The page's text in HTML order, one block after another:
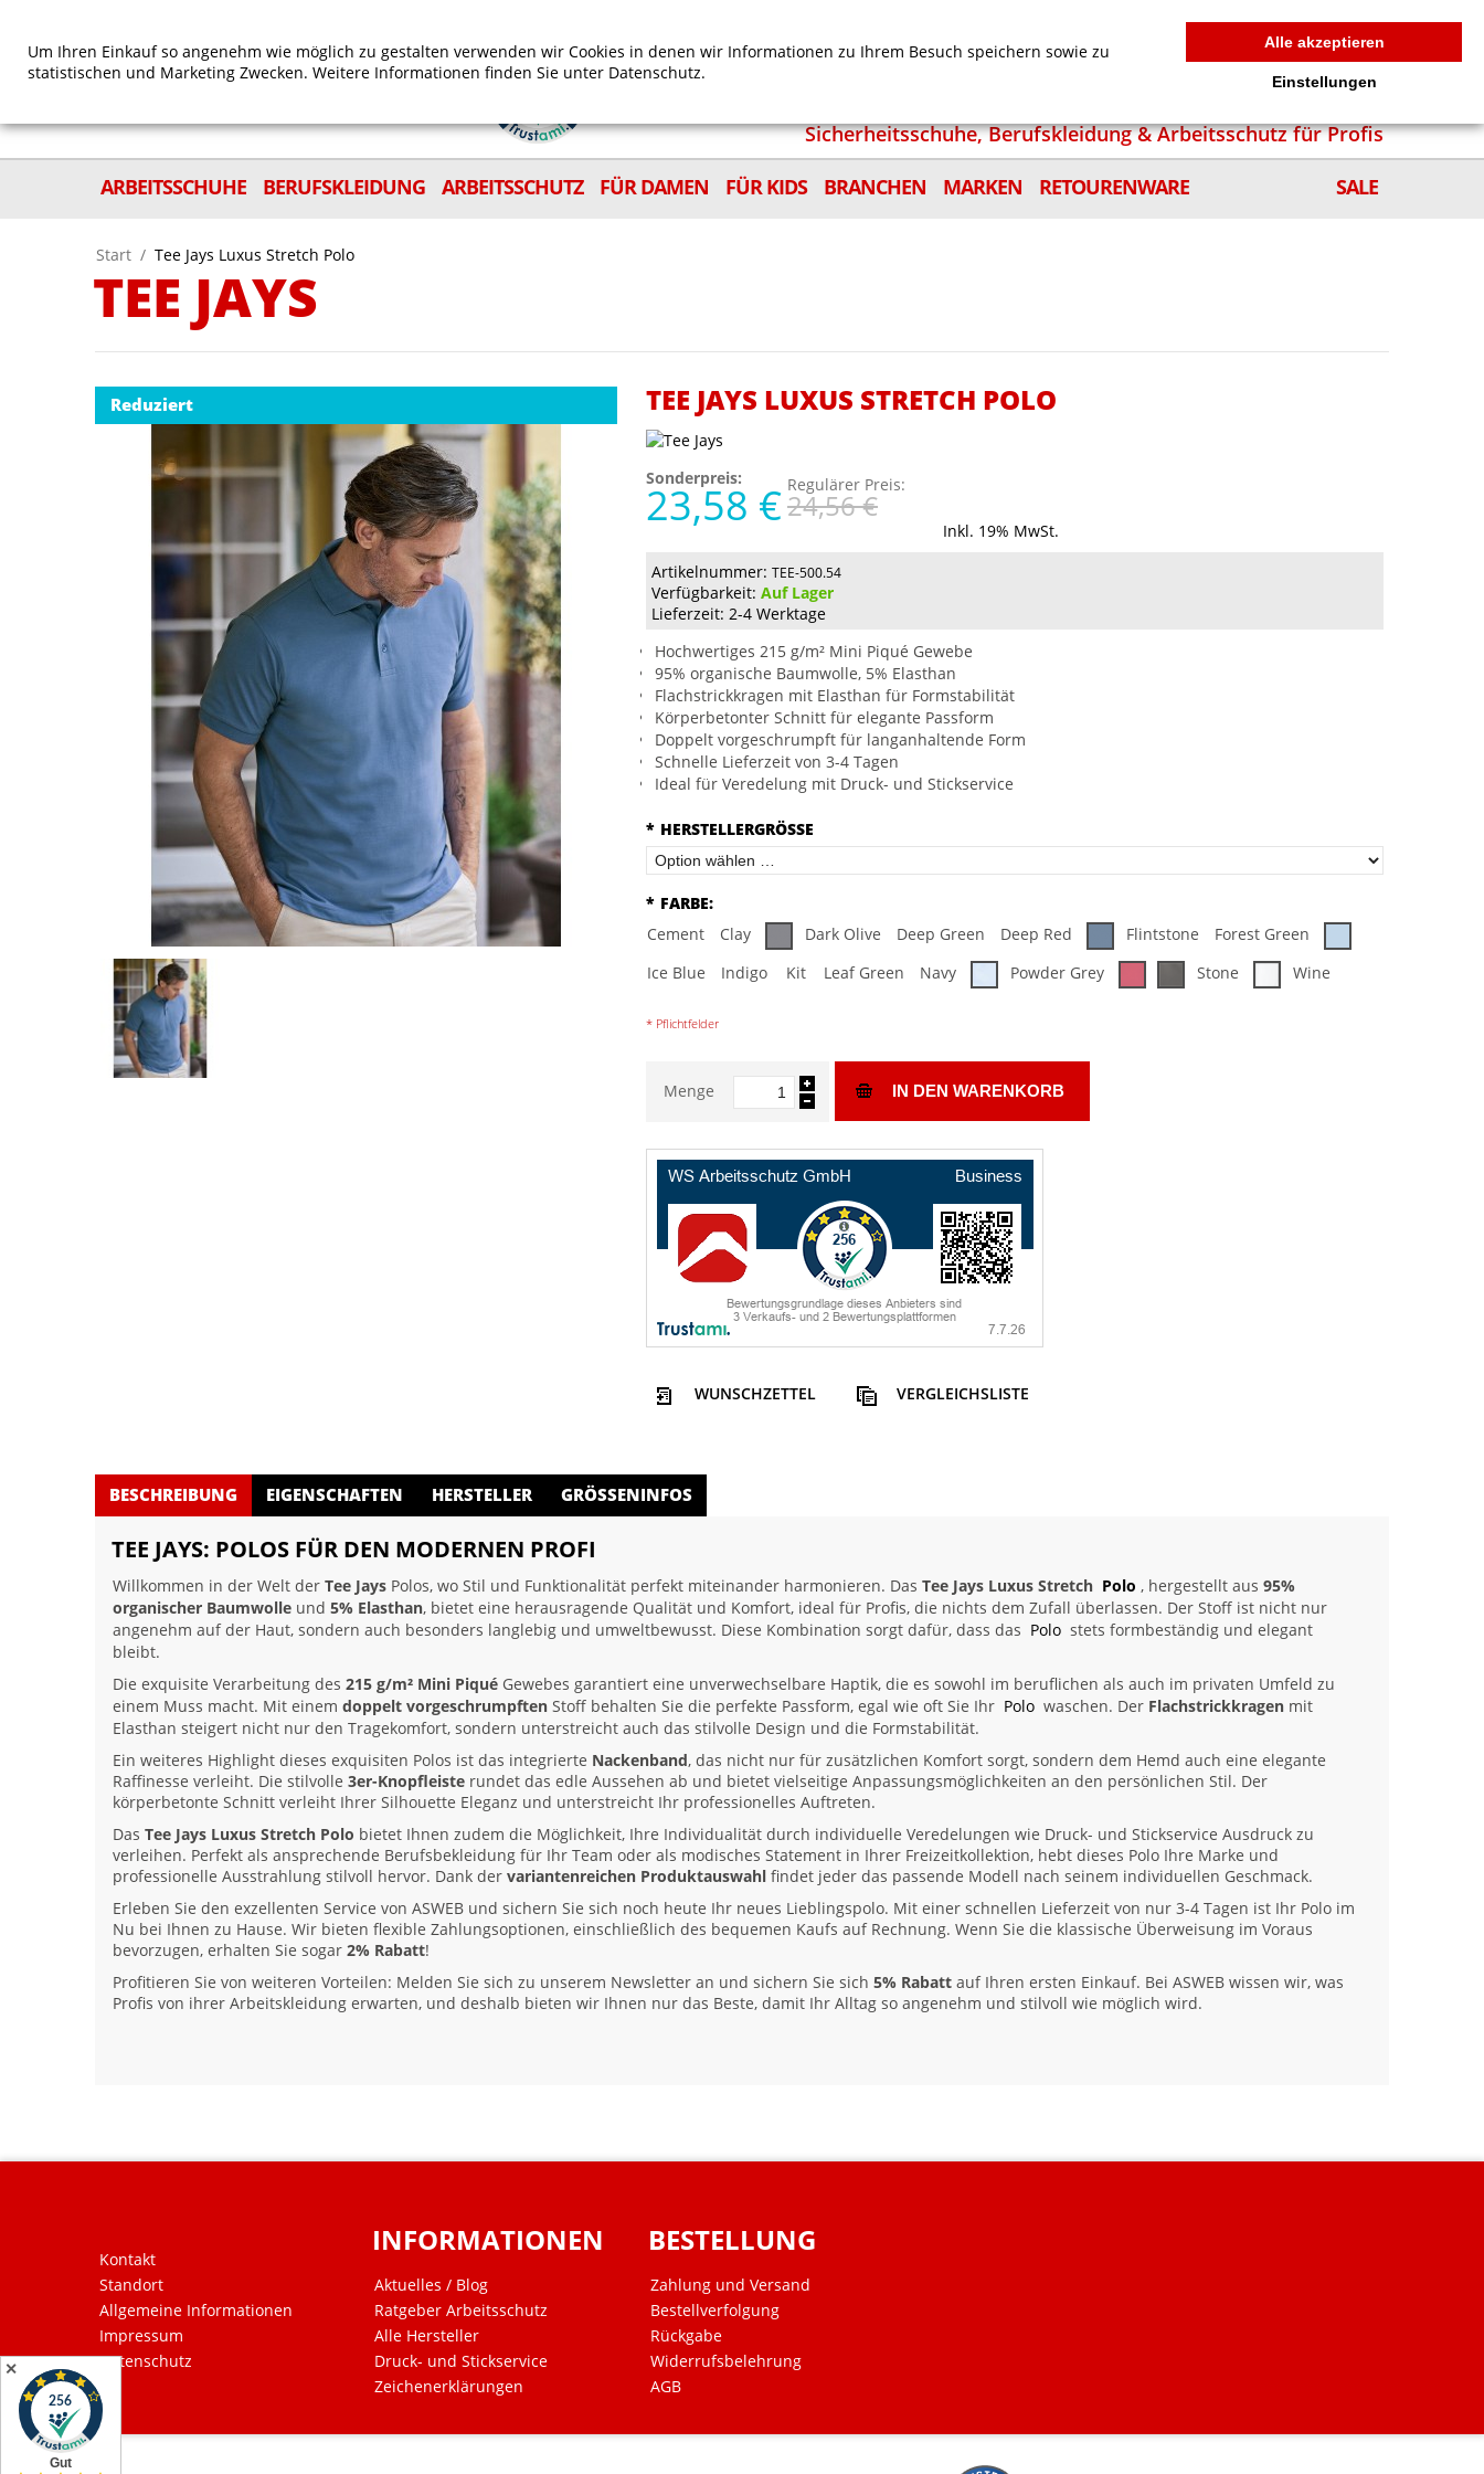
MEIN WARENKORB 0
Sicherheitsschuhe, Berufskleidung & Arbeitsschutz für Profis
ARBEITSSCHUHE
BERUFSKLEIDUNG ARBEITSSCHUTZ FÜR DAMEN FÜR KIDS BRANCHEN MARKEN RETOURENWARE SALE
Start / Tee Jays Luxus Stretch Polo
TEE JAYS
Reduziert TEE JAYS LUXUS STRETCH POLO
Sonderpreis:
23,58 € Regulärer Preis:
24,56 €
Inkl. 19% MwSt.
Artikelnummer: TEE-500.54
Verfügbarkeit: Auf Lager
Lieferzeit: 2-4 Werktage
Hochwertiges 215 g/m² Mini Piqué Gewebe
95% organische Baumwolle, 5% Elasthan
Flachstrickkragen mit Elasthan für Formstabilität
Körperbetonter Schnitt für elegante Passform
Doppelt vorgeschrumpft für langanhaltende Form
Schnelle Lieferzeit von 3-4 Tagen
Ideal für Veredelung mit Druck- und Stickservice
* HERSTELLERGRÖSSE
* FARBE:
Cement
Clay Dark Olive Deep Green Deep Red Flintstone
Forest Green
Ice Blue
Indigo Kit Leaf Green Navy Powder Grey Stone Wine
* Pflichtfelder
Menge IN DEN WARENKORB
WUNSCHZETTEL VERGLEICHSLISTE
BESCHREIBUNG EIGENSCHAFTEN HERSTELLER GRÖSSENINFOS
TEE JAYS: POLOS FÜR DEN MODERNEN PROFI
Willkommen in der Welt der Tee Jays Polos, wo Stil und Funktionalität perfekt miteinander harmonieren. Das Tee Jays Luxus Stretch Polo , hergestellt aus 95%
organischer Baumwolle und 5% Elasthan, bietet eine herausragende Qualität und Komfort, ideal für Profis, die nichts dem Zufall überlassen. Der Stoff ist nicht nur
angenehm auf der Haut, sondern auch besonders langlebig und umweltbewusst. Diese Kombination sorgt dafür, dass das Polo stets formbeständig und elegant
bleibt.
Die exquisite Verarbeitung des 215 g/m² Mini Piqué Gewebes garantiert eine unverwechselbare Haptik, die es sowohl im beruflichen als auch im privaten Umfeld zu
einem Muss macht. Mit einem doppelt vorgeschrumpften Stoff behalten Sie die perfekte Passform, egal wie oft Sie Ihr Polo waschen. Der Flachstrickkragen mit
Elasthan steigert nicht nur den Tragekomfort, sondern unterstreicht auch das stilvolle Design und die Formstabilität.
Ein weiteres Highlight dieses exquisiten Polos ist das integrierte Nackenband, das nicht nur für zusätzlichen Komfort sorgt, sondern dem Hemd auch eine elegante
Raffinesse verleiht. Die stilvolle 3er-Knopfleiste rundet das edle Aussehen ab und bietet vielseitige Anpassungsmöglichkeiten an den persönlichen Stil. Der
körperbetonte Schnitt verleiht Ihrer Silhouette Eleganz und unterstreicht Ihr professionelles Auftreten.
Das Tee Jays Luxus Stretch Polo bietet Ihnen zudem die Möglichkeit, Ihre Individualität durch individuelle Veredelungen wie Druck- und Stickservice Ausdruck zu
verleihen. Perfekt als ansprechende Berufsbekleidung für Ihr Team oder als modisches Statement in Ihrer Freizeitkollektion, hebt dieses Polo Ihre Marke und
professionelle Ausstrahlung stilvoll hervor. Dank der variantenreichen Produktauswahl findet jeder das passende Modell nach seinem individuellen Geschmack.
Erleben Sie den exzellenten Service von ASWEB und sichern Sie sich noch heute Ihr neues Lieblingspolo. Mit einer schnellen Lieferzeit von nur 3-4 Tagen ist Ihr Polo im
Nu bei Ihnen zu Hause. Wir bieten flexible Zahlungsoptionen, einschließlich des bequemen Kaufs auf Rechnung. Wenn Sie die klassische Überweisung im Voraus
bevorzugen, erhalten Sie sogar 2% Rabatt!
Profitieren Sie von weiteren Vorteilen: Melden Sie sich zu unserem Newsletter an und sichern Sie sich 5% Rabatt auf Ihren ersten Einkauf. Bei ASWEB wissen wir, was
Profis von ihrer Arbeitskleidung erwarten, und deshalb bieten wir Ihnen nur das Beste, damit Ihr Alltag so angenehm und stilvoll wie möglich wird.
Kontakt
Standort
Allgemeine Informationen
Impressum
Datenschutz
INFORMATIONEN
Aktuelles / Blog
Ratgeber Arbeitsschutz
Alle Hersteller
Druck- und Stickservice
Zeichenerklärungen
BESTELLUNG
Zahlung und Versand
Bestellverfolgung
Rückgabe
Widerrufsbelehrung
AGB
✕
Um Ihren Einkauf so angenehm wie möglich zu gestalten verwenden wir Cookies in denen wir Informationen zu Ihrem Besuch speichern sowie zu
statistischen und Marketing Zwecken. Weitere Informationen finden Sie unter Datenschutz.
Alle akzeptieren
Einstellungen